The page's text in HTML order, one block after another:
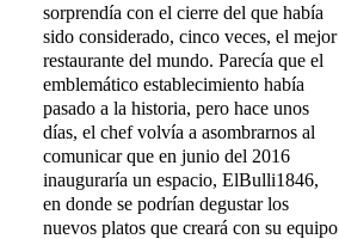
sorprendía con el cierre del que había
sido considerado, cinco veces, el mejor
restaurante del mundo. Parecía que el
emblemático establecimiento había
pasado a la historia, pero hace unos
días, el chef volvía a asombrarnos al
comunicar que en junio del 2016
inauguraría un espacio, ElBulli1846,
en donde se podrían degustar los
nuevos platos que creará con su equipo